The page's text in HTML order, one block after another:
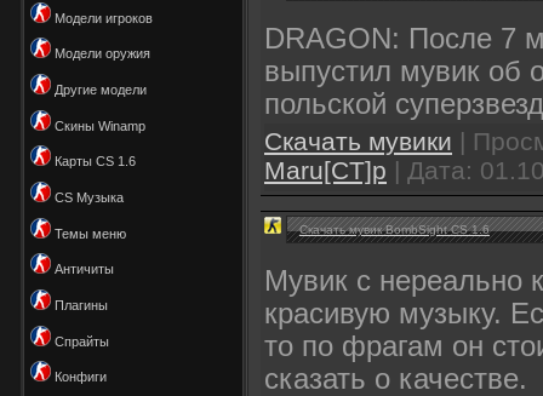
Модели игроков
Модели оружия
Другие модели
Скины Winamp
Карты CS 1.6
CS Музыка
Темы меню
Античиты
Плагины
Спрайты
Конфиги
DRAGON: После 7
выпустил мувик об
польской
Скачать мувики |
Maru[CT]p | Дата:
Скачать мувик BombSight CS 1.6
Мувик с нереально
красивую музыку.
то по фрагам он
сказать о качестве.